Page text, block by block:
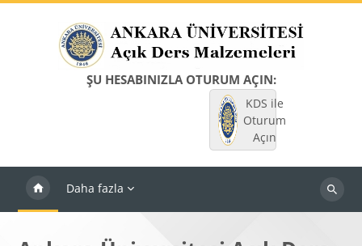
ŞU HESABINIZLA OTURUM AÇIN:
KDS ile
Oturum
Açın
Daha fazla
Dersleri